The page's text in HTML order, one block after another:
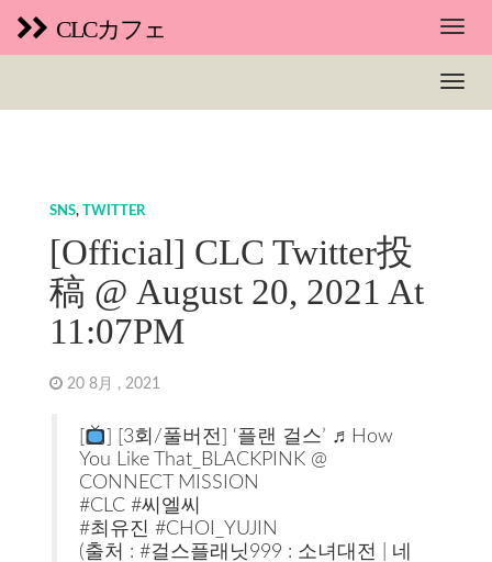
CLCカフェ
SNS, TWITTER
[Official] CLC Twitter投
稿 @ August 20, 2021 At
11:07PM
20 8月 , 2021
] [3회/풀버전] ‘플랜 걸스’ ♬How
You Like That_BLACKPINK @
CONNECT MISSION
#CLC #씨엘씨
#최유진 #CHOI_YUJIN
(출처 : #걸스플래닛999 : 소녀대전 | 네